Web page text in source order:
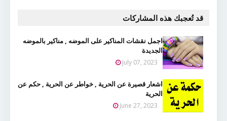
قد تُعجبك هذه المشاركات
اجمل نقشات المناكير على الموضه , مناكير بالموضه
الجديدة
July 07, 2023
اشعار قصيرة عن الحرية , خواطر عن الحرية , حكم عن
الحرية
June 27, 2023